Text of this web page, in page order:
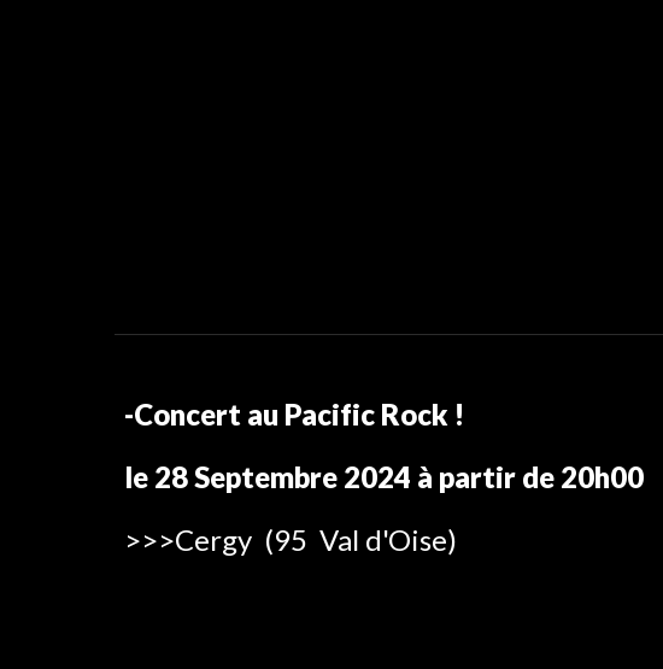
-Concert au Pacific Rock !
le 28Septembre 2024 à partir de 20h00
>>>Cergy(95 Val d'Oise)